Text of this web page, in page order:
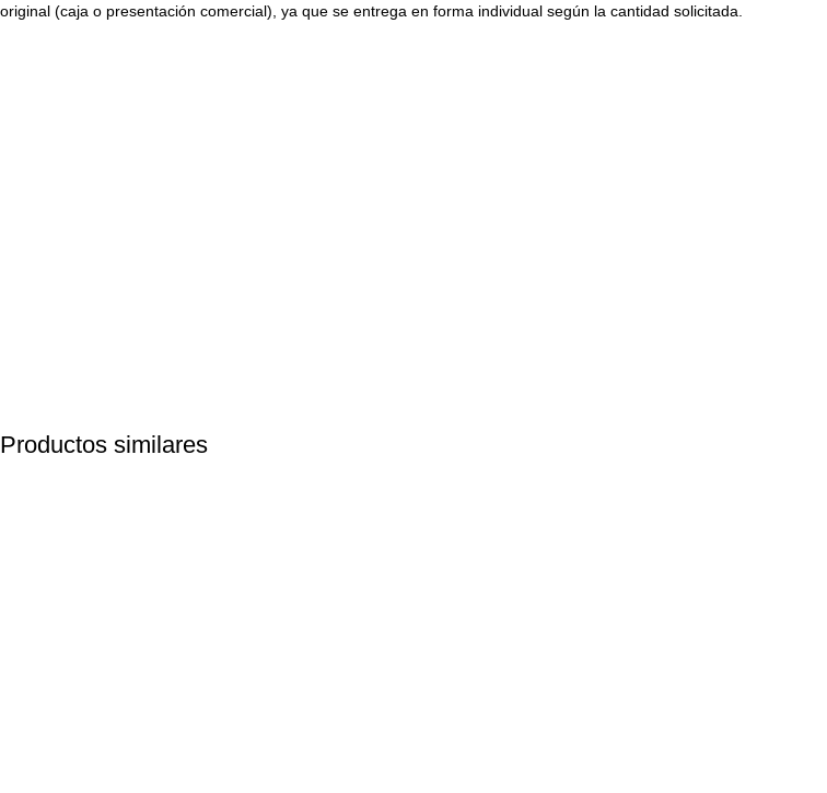
original (caja o presentación comercial), ya que se entrega en forma individual según la cantidad solicitada.
Productos similares